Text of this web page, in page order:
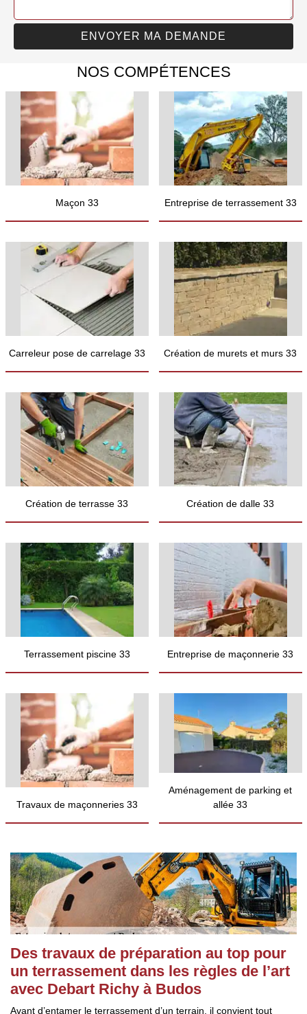
NOS COMPÉTENCES
Maçon 33 Entreprise de terrassement 33
Carreleur pose de carrelage 33 Création de murets et murs 33
Création de terrasse 33 Création de dalle 33
Terrassement piscine 33 Entreprise de maçonnerie 33
Travaux de maçonneries 33
Aménagement de parking et
allée 33
Des travaux de préparation au top pour
un terrassement dans les règles de l’art
avec Debart Richy à Budos
Avant d’entamer le terrassement d’un terrain, il convient tout